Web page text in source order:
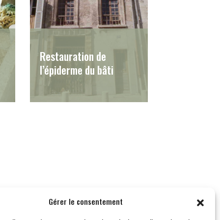
Gérer le consentement
Restauration de
l’épiderme du bâti